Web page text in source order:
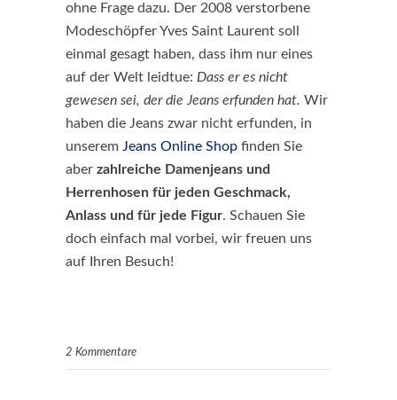
ohne Frage dazu. Der 2008 verstorbene
Modeschöpfer Yves Saint Laurent soll
einmal gesagt haben, dass ihm nur eines
auf der Welt leidtue: Dass er es nicht
gewesen sei, der die Jeans erfunden hat. Wir
haben die Jeans zwar nicht erfunden, in
unserem Jeans Online Shop finden Sie
aber zahlreiche Damenjeans und
Herrenhosen für jeden Geschmack,
Anlass und für jede Figur. Schauen Sie
doch einfach mal vorbei, wir freuen uns
auf Ihren Besuch!
2 Kommentare